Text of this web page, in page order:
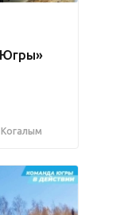
Югры»